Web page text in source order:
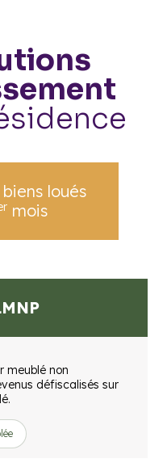
loués
mois
meublé non
défiscalisés sur